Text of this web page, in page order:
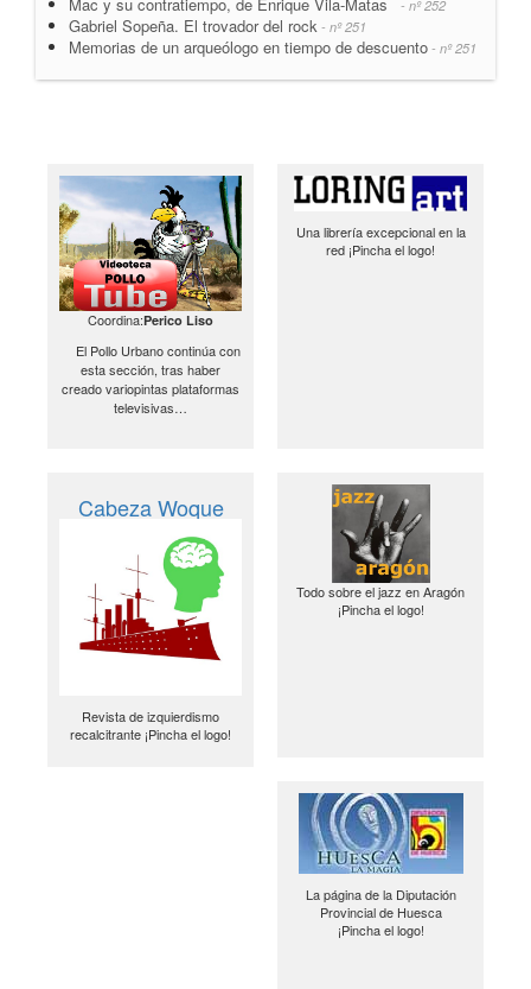
- nº 252
Gabriel Sopeña. El trovador del rock - nº 251
Memorias de un arqueólogo en tiempo de descuento - nº 251
Coordina:Perico Liso
El Pollo Urbano continúa con
esta sección, tras haber
creado variopintas plataformas
televisivas…
Una librería excepcional en la
red ¡Pincha el logo!
Cabeza Woque
Revista de izquierdismo
recalcitrante ¡Pincha el logo!
Todo sobre el jazz en Aragón
¡Pincha el logo!
La página de la Diputación
Provincial de Huesca
¡Pincha el logo!